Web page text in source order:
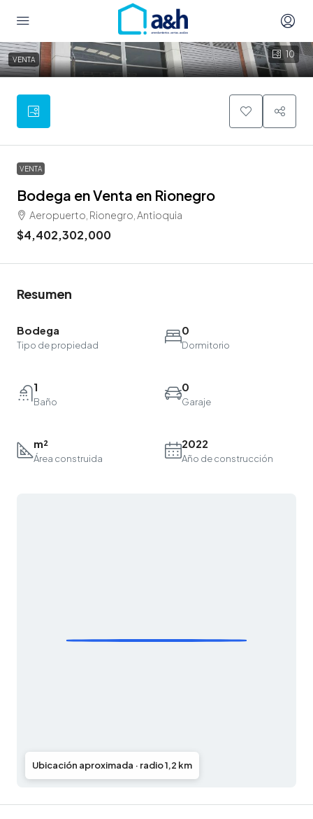
10
VENTA
VENTA
Bodega en Venta en Rionegro
Aeropuerto, Rionegro, Antioquia
$4,402,302,000
Resumen
Bodega
Tipo de propiedad
0
Dormitorio
1
Baño
0
Garaje
m²
Área construida
2022
Año de construcción
Ubicación aproximada · radio 1,2 km